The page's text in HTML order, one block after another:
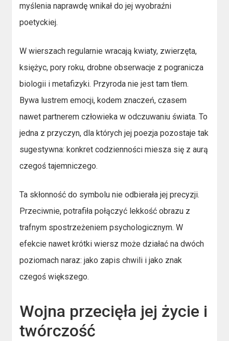
myślenia naprawdę wnikał do jej wyobraźni
poetyckiej.
W wierszach regularnie wracają kwiaty, zwierzęta,
księżyc, pory roku, drobne obserwacje z pogranicza
biologii i metafizyki. Przyroda nie jest tam tłem.
Bywa lustrem emocji, kodem znaczeń, czasem
nawet partnerem człowieka w odczuwaniu świata. To
jedna z przyczyn, dla których jej poezja pozostaje tak
sugestywna: konkret codzienności miesza się z aurą
czegoś tajemniczego.
Ta skłonność do symbolu nie odbierała jej precyzji.
Przeciwnie, potrafiła połączyć lekkość obrazu z
trafnym spostrzeżeniem psychologicznym. W
efekcie nawet krótki wiersz może działać na dwóch
poziomach naraz: jako zapis chwili i jako znak
czegoś większego.
Wojna przecięła jej życie i
twórczość